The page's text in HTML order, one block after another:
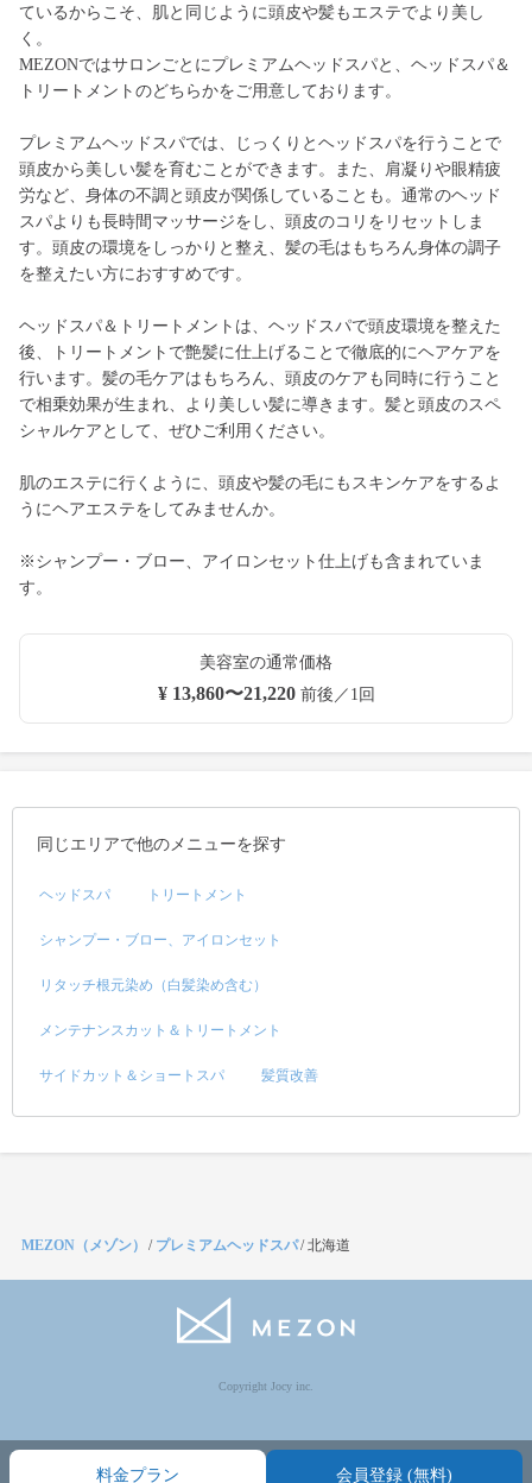
ているからこそ、肌と同じように頭皮や髪もエステでより美し
く。
MEZONではサロンごとにプレミアムヘッドスパと、ヘッドスパ＆
トリートメントのどちらかをご用意しております。
プレミアムヘッドスパでは、じっくりとヘッドスパを行うことで
頭皮から美しい髪を育むことができます。また、肩凝りや眼精疲
労など、身体の不調と頭皮が関係していることも。通常のヘッド
スパよりも長時間マッサージをし、頭皮のコリをリセットしま
す。頭皮の環境をしっかりと整え、髪の毛はもちろん身体の調子
を整えたい方におすすめです。
ヘッドスパ＆トリートメントは、ヘッドスパで頭皮環境を整えた
後、トリートメントで艶髪に仕上げることで徹底的にヘアケアを
行います。髪の毛ケアはもちろん、頭皮のケアも同時に行うこと
で相乗効果が生まれ、より美しい髪に導きます。髪と頭皮のスペ
シャルケアとして、ぜひご利用ください。
肌のエステに行くように、頭皮や髪の毛にもスキンケアをするよ
うにヘアエステをしてみませんか。
※シャンプー・ブロー、アイロンセット仕上げも含まれていま
す。
美容室の通常価格
¥ 13,860〜21,220前後／1回
同じエリアで他のメニューを探す
ヘッドスパ トリートメント
シャンプー・ブロー、アイロンセット
リタッチ根元染め（白髪染め含む）
メンテナンスカット＆トリートメント
サイドカット＆ショートスパ 髪質改善
料金プラン 会員登録 (無料)
MEZON（メゾン） / プレミアムヘッドスパ/北海道
Copyright Jocy inc.